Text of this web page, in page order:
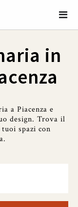
in
a Piacenza e
design. Trova il
spazi con